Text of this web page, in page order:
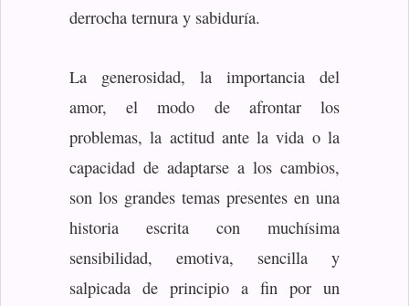
derrocha ternura y sabiduría.
La generosidad, la importancia del
amor, el modo de afrontar los
problemas, la actitud ante la vida o la
capacidad de adaptarse a los cambios,
son los grandes temas presentes en una
historia escrita con muchísima
sensibilidad, emotiva, sencilla y
salpicada de principio a fin por un